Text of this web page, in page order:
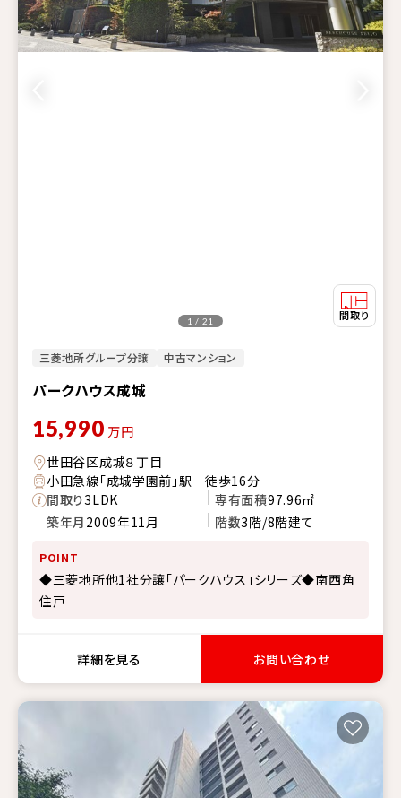
三菱地所グループ分譲 中古マンション
パークハウス成城
1 / 21
15,990 万円
世田谷区成城８丁目
小田急線「成城学園前」駅 徒歩16分
間取り3LDK 専有面積97.96㎡
築年月 2009年11月 階数3階/8階建て
POINT
◆三菱地所他1社分譲「パークハウス」シリーズ◆南西角
住戸
詳細を見る お問い合わせ